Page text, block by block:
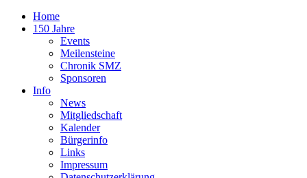
Home
150 Jahre
Events
Meilensteine
Chronik SMZ
Sponsoren
Info
News
Mitgliedschaft
Kalender
Bürgerinfo
Links
Impressum